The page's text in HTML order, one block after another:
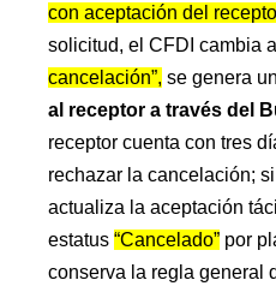
con aceptación del
solicitud, el CFDI cambia
cancelación”, se genera
al receptor a través del
receptor cuenta con tres
rechazar la cancelación;
actualiza la aceptación
estatus “Cancelado” por
conserva la regla general